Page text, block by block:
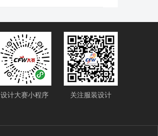
设计大赛小程序 关注服装设计